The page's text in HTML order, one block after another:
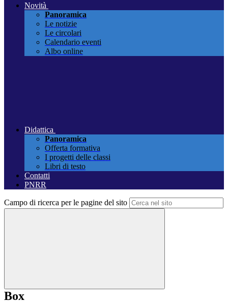
Novità
Panoramica
Le notizie
Le circolari
Calendario eventi
Albo online
Didattica
Panoramica
Offerta formativa
I progetti delle classi
Libri di testo
Contatti
PNRR
Campo di ricerca per le pagine del sito
Box